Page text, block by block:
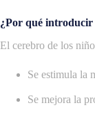
¿Por qué introducir
El cerebro de los
Se estimula la
Se mejora la